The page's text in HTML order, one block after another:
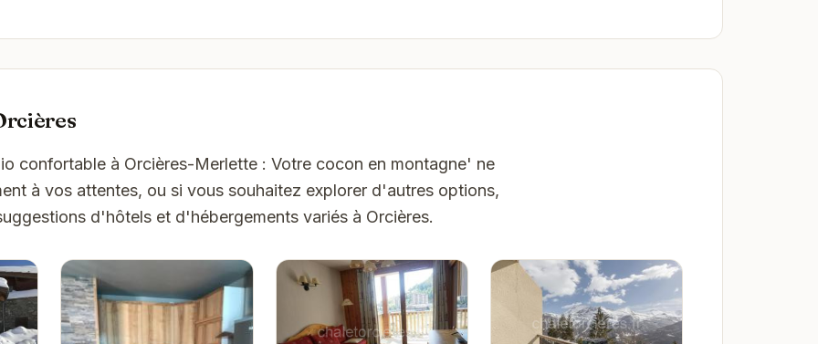
confortable à Orcières-Merlette : Votre cocon en montagne' ne
à vos attentes, ou si vous souhaitez explorer d'autres options,
d'hôtels et d'hébergements variés à Orcières.